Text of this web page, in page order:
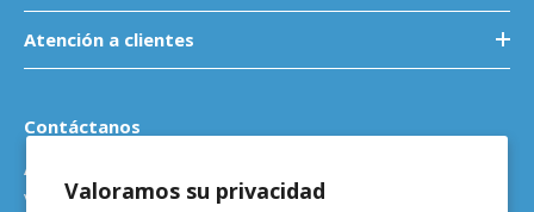
Valoramos su privacidad
Atención a clientes
Contáctanos
Atención a empresas
ventasb2b@ferreteriaeloso.mx